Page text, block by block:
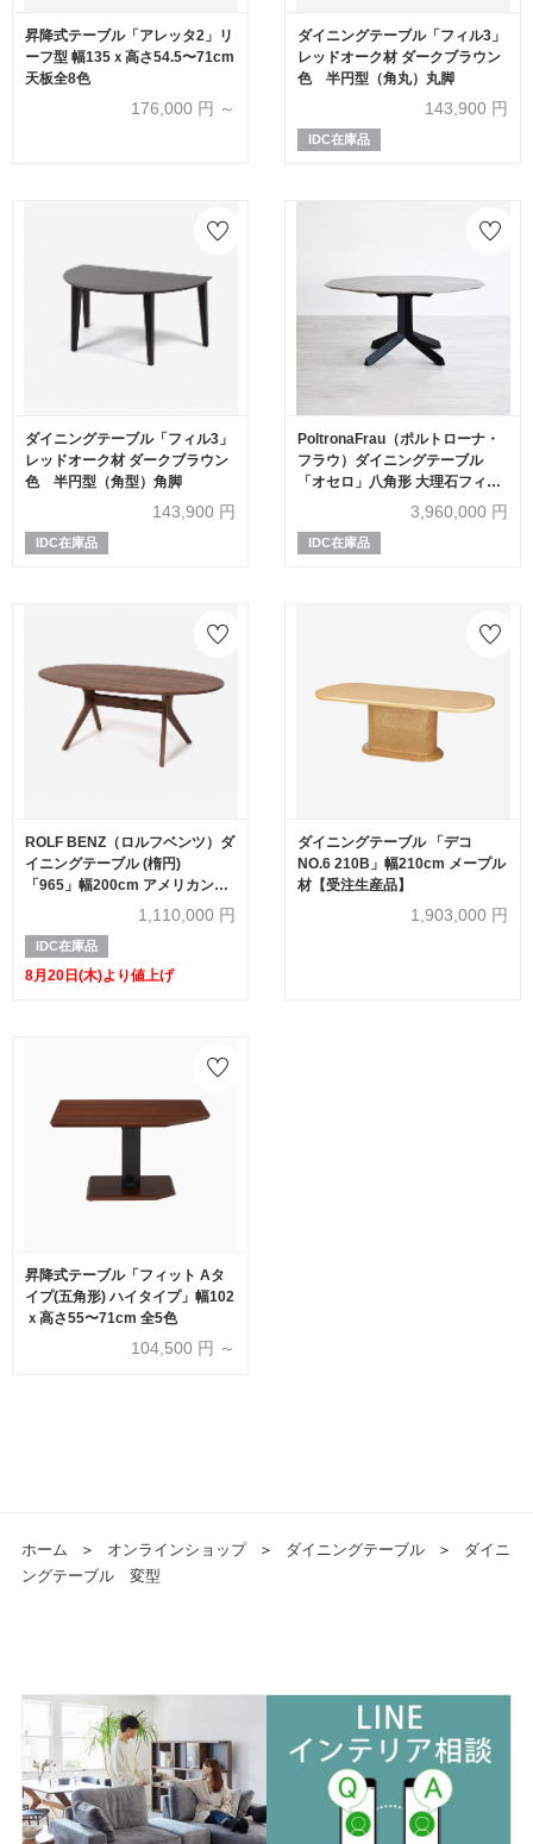
昇降式テーブル「アレッタ2」リ
ーフ型 幅135ｘ高さ54.5〜71cm
天板全8色
176,000 円 ～
ダイニングテーブル「フィル3」
レッドオーク材 ダークブラウン
色 半円型（角丸）丸脚
143,900 円
IDC在庫品
ダイニングテーブル「フィル3」
レッドオーク材 ダークブラウン
色 半円型（角型）角脚
143,900 円
IDC在庫品
PoltronaFrau（ポルトローナ・
フラウ）ダイニングテーブル
「オセロ」八角形 大理石フィオ
ールディペスコ 脚アッシュ材ダ
3,960,000 円
IDC在庫品
ROLF BENZ（ロルフベンツ）ダ
イニングテーブル (楕円)
「965」幅200cm アメリカンウ
ォールナット材 オイル仕上げ
1,110,000 円
IDC在庫品
8月20日(木)より値上げ
ダイニングテーブル 「デコ
NO.6 210B」幅210cm メープル
材【受注生産品】
1,903,000 円
昇降式テーブル「フィット Aタ
イプ(五角形) ハイタイプ」幅102
ｘ高さ55〜71cm 全5色
104,500 円 ～
ホーム ＞ オンラインショップ ＞ ダイニングテーブル ＞
ダイニ
ングテーブル 変型